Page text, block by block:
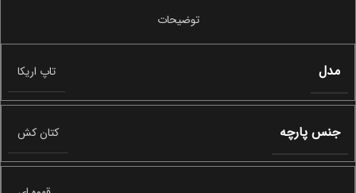
مدل تاپ اریکا
جنس پارچه کتان کش